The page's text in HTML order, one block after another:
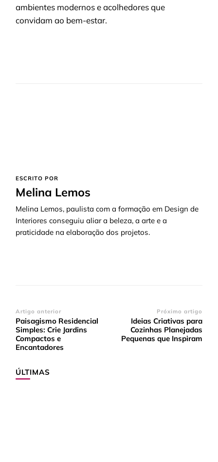
ambientes modernos e acolhedores que
convidam ao bem-estar.
ESCRITO POR
Melina Lemos
Melina Lemos, paulista com a formação em Design de
Interiores conseguiu aliar a beleza, a arte e a
praticidade na elaboração dos projetos.
Navegação
de
post
Artigo anterior
Paisagismo Residencial
Simples: Crie Jardins
Compactos e
Encantadores
Próximo artigo
Ideias Criativas para
Cozinhas Planejadas
Pequenas que Inspiram
ÚLTIMAS